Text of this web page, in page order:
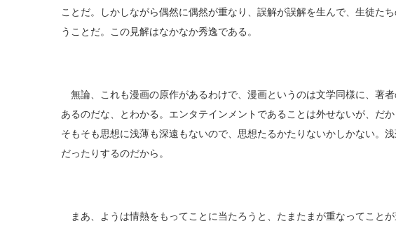
ことだ。しかしながら偶然に偶然が重なり、誤解が誤解を生んで、生徒た
うことだ。この見解はなかなか秀逸である。
無論、これも漫画の原作があるわけで、漫画というのは文学同様に、著
あるのだな、とわかる。エンタテインメントであることは外せないが、だ
そもそも思想に浅薄も深遠もないので、思想たるかたりないかしかない。
だったりするのだから。
まあ、ようは情熱をもってことに当たろうと、たまたまが重なってこと